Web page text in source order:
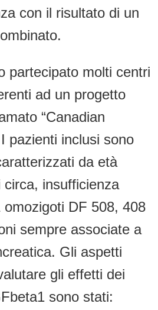
con il risultato di un
partecipato molti centri
ad un progetto
“Canadian
pazienti inclusi sono
da età
circa, insufficienza
omozigoti DF 508, 408
sempre associate a
Gli aspetti
gli effetti dei
sono stati: